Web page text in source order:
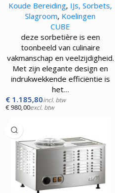
Koude Bereiding, IJs, Sorbets,
Slagroom, Koelingen
CUBE
deze sorbetière is een
toonbeeld van culinaire
vakmanschap en veelzijdigheid.
Met zijn elegante design en
indrukwekkende efficiëntie is
het…
€ 1.185,80incl. btw
€ 980,00excl. btw